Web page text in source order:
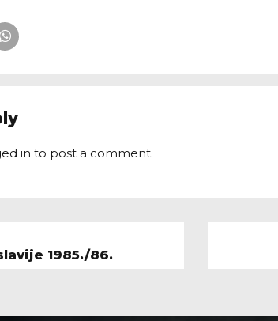
in to post a comment.
1985./86.